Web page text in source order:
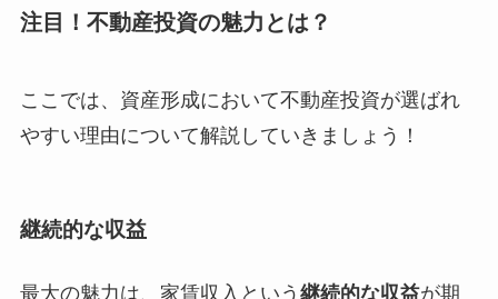
注目！不動産投資の魅力とは？
ここでは、資産形成において不動産投資が選ばれ
やすい理由について解説していきましょう！
継続的な収益
最大の魅力は、家賃収入という 継続的な収益が期